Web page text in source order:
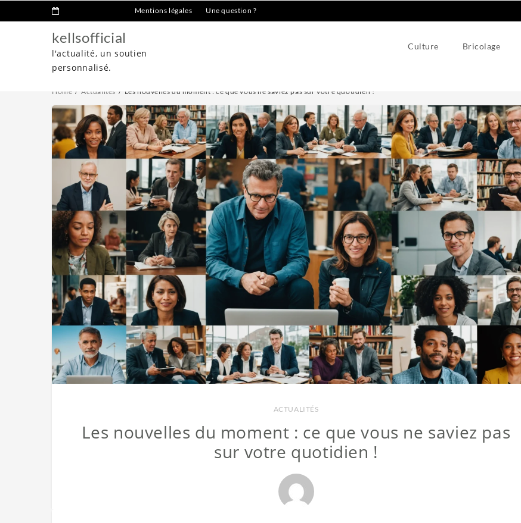
Mentions légales Une question ?
kellsofficial
l'actualité, un soutien
personnalisé.
Culture Bricolage
Home Actualités Les nouvelles du moment : ce que vous ne saviez pas sur votre quotidien !
ACTUALITÉS
Les nouvelles du moment : ce que vous ne saviez pas
sur votre quotidien !